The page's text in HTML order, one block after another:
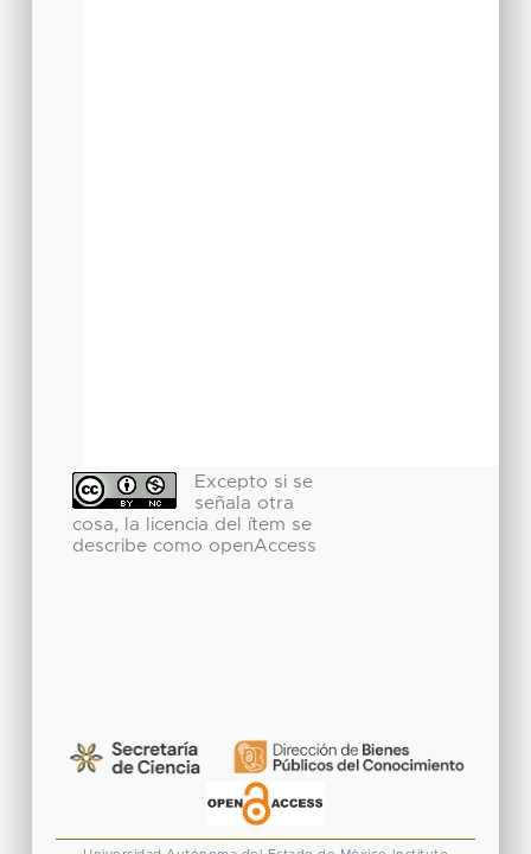
Excepto si se
señala otra
cosa, la licencia del ítem se
describe como openAccess